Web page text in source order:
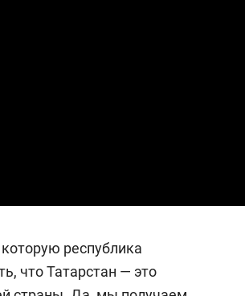
республика
что Татарстан — это